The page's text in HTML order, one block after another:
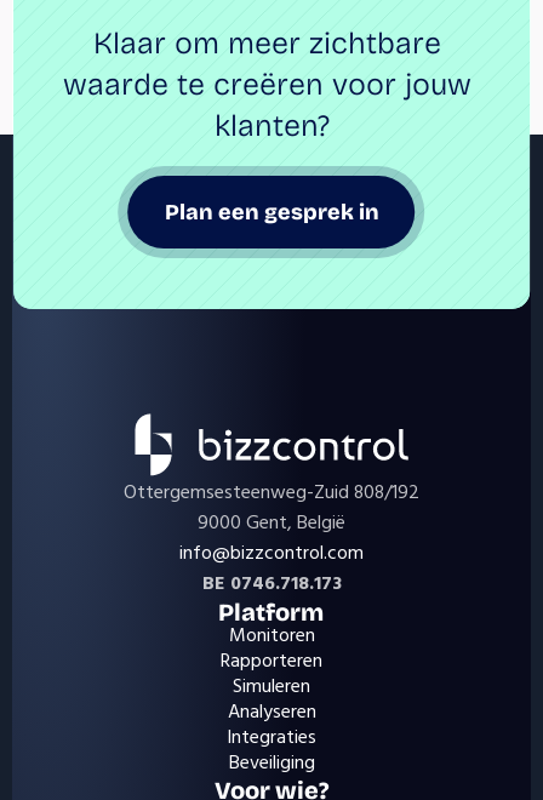
Klaar om meer zichtbare
waarde te creëren voor jouw
klanten?
Plan een gesprek in
Ottergemsesteenweg-Zuid 808/192
9000 Gent, België
info@bizzcontrol.com
BE 0746.718.173
Platform
Monitoren
Rapporteren
Simuleren
Analyseren
Integraties
Beveiliging
Voor wie?